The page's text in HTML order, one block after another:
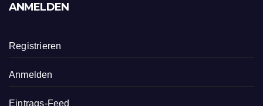
ANMELDEN
Registrieren
Anmelden
Eintrags-Feed